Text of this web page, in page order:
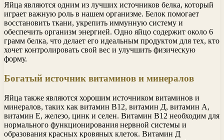
Яйца являются одним из лучших источников белка, который
играет важную роль в нашем организме. Белок помогает
восстановить ткани, укрепить иммунную систему и
обеспечить организм энергией. Одно яйцо содержит около 6
грамм белка, что делает его идеальным продуктом для тех, кто
хочет контролировать свой вес и улучшить физическую
форму.
Богатый источник витаминов и минералов
Яйца также являются хорошим источником витаминов и
минералов, таких как витамин В12, витамин Д, витамин А,
витамин Е, железо, цинк и селен. Витамин В12 необходим для
нормального функционирования нервной системы и
образования красных кровяных клеток. Витамин Д